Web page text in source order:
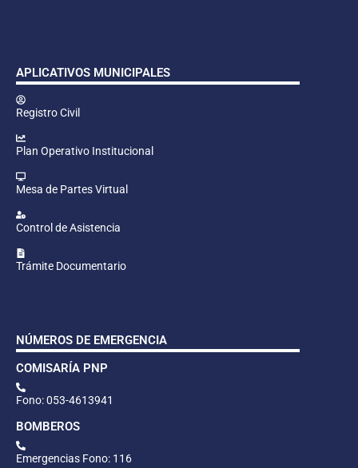
APLICATIVOS MUNICIPALES
Registro Civil
Plan Operativo Institucional
Mesa de Partes Virtual
Control de Asistencia
Trámite Documentario
NÚMEROS DE EMERGENCIA
COMISARÍA PNP
Fono: 053-4613941
BOMBEROS
Emergencias Fono: 116